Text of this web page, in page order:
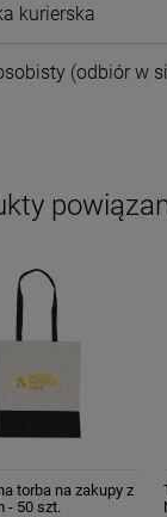
kurierska
(odbiór w
torba na zakupy z
- 50 szt.